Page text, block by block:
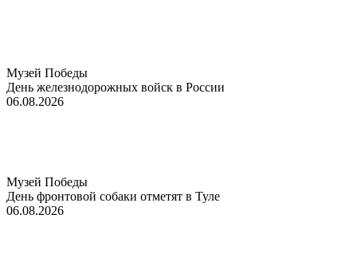
Музей Победы
День железнодорожных войск в России
06.08.2026
Музей Победы
День фронтовой собаки отметят в Туле
06.08.2026